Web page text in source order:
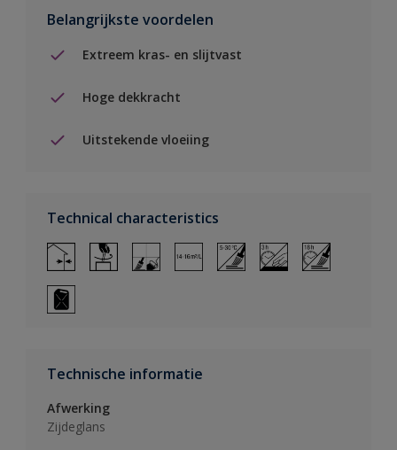
Belangrijkste voordelen
Extreem kras- en slijtvast
Hoge dekkracht
Uitstekende vloeiing
Technical characteristics
Technische informatie
Afwerking
Zijdeglans